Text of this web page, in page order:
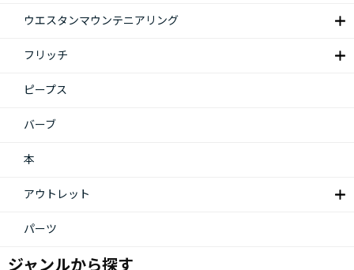
ウエスタンマウンテニアリング
フリッチ
ピープス
バーブ
本
アウトレット
パーツ
ジャンルから探す